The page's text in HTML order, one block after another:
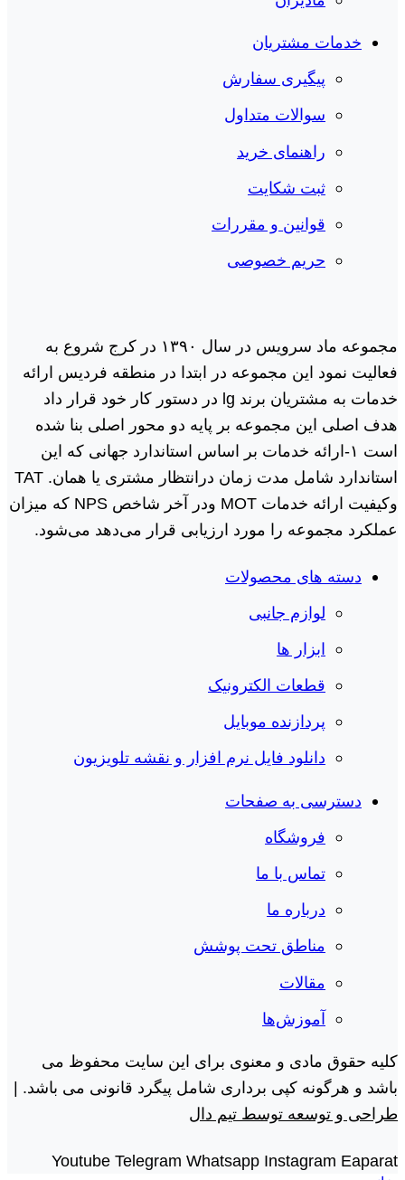
خدمات مشتریان
پیگیری سفارش
سوالات متداول
راهنمای خرید
ثبت شکایت
قوانین و مقررات
حریم خصوصی
مجموعه ماد سرویس در سال ١٣٩٠ در کرج شروع به
فعالیت نمود این مجموعه در ابتدا در منطقه فردیس ارائه
خدمات به مشتریان برند lg در دستور کار خود قرار داد
هدف اصلی این مجموعه بر پایه دو محور اصلی بنا شده
است ١-ارائه خدمات بر اساس استاندارد جهانی که این
استاندارد شامل مدت زمان درانتظار مشتری یا همان. TAT
وکیفیت ارائه خدمات MOT ودر آخر شاخص NPS که میزان
عملکرد مجموعه را مورد ارزیابی قرار می‌دهد می‌شود.
دسته های محصولات
لوازم جانبی
ابزار ها
قطعات الکترونیک
پردازنده موبایل
دانلود فایل نرم افزار و نقشه تلویزیون
دسترسی به صفحات
فروشگاه
تماس با ما
درباره ما
مناطق تحت پوشش
مقالات
آموزش‌ها
کلیه حقوق مادی و معنوی برای این سایت محفوظ می
باشد و هرگونه کپی برداری شامل پیگرد قانونی می باشد. |
طراحی و توسعه توسط تیم دال
Youtube Telegram Whatsapp Instagram Eaparat